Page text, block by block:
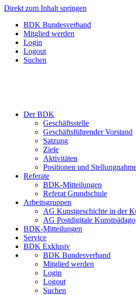
Direkt zum Inhalt springen
BDK Bundesverband
Mitglied werden
Login
Logout
Suchen
Der BDK
Geschäftsstelle
Geschäftsführender Vorstand
Satzung
Ziele
Aktivitäten
Positionen und
Referate
BDK-Mitteilungen
Referat Grundschule
Arbeitsgruppen
AG Kunstgeschichte in der
AG Postdigitale
BDK-Mitteilungen
Service
BDK Exklusiv
BDK Bundesverband
Mitglied werden
Login
Logout
Suchen